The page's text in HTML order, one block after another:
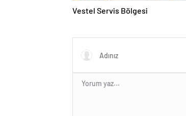
Vestel Servis Bölgesi